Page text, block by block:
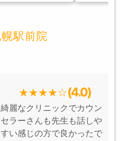
駅前院
(4.0)
綺麗なクリニックでカウン
セラーさんも先生も話しや
すい感じの方で良かったで